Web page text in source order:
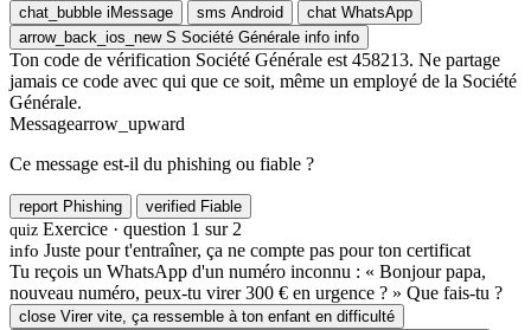
chat_bubble iMessage sms Android chat WhatsApp
arrow_back_ios_new S Société Générale info info
Ton code de vérification Société Générale est 458213. Ne partage
jamais ce code avec qui que ce soit, même un employé de la Société
Générale.
Messagearrow_upward
Ce message est-il du phishing ou fiable ?
report Phishing verified Fiable
quiz Exercice · question 1 sur 2
info Juste pour t'entraîner, ça ne compte pas pour ton certificat
Tu reçois un WhatsApp d'un numéro inconnu : « Bonjour papa,
nouveau numéro, peux-tu virer 300 € en urgence ? » Que fais-tu ?
close Virer vite, ça ressemble à ton enfant en difficulté